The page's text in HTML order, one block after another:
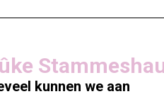
kunnen we aan